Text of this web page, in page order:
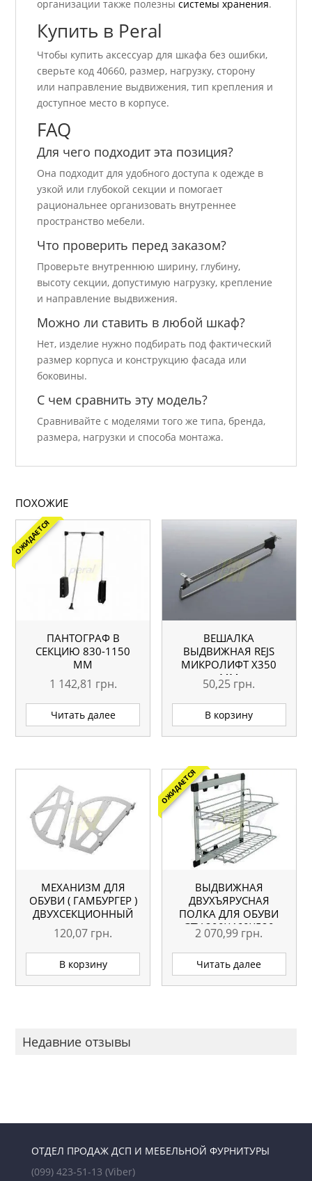
организации также полезнысистемы хранения.
Купить в Peral
Чтобы купить аксессуар для шкафа без ошибки,
сверьте код 40660, размер, нагрузку, сторону
или направление выдвижения, тип крепления и
доступное место в корпусе.
FAQ
Для чего подходит эта позиция?
Она подходит для удобного доступа к одежде в
узкой или глубокой секции и помогает
рациональнее организовать внутреннее
пространство мебели.
Что проверить перед заказом?
Проверьте внутреннюю ширину, глубину,
высоту секции, допустимую нагрузку, крепление
и направление выдвижения.
Можно ли ставить в любой шкаф?
Нет, изделие нужно подбирать под фактический
размер корпуса и конструкцию фасада или
боковины.
С чем сравнить эту модель?
Сравнивайте с моделями того же типа, бренда,
размера, нагрузки и способа монтажа.
ПОХОЖИЕ
ОЖИДАЕТСЯ
ПАНТОГРАФ В
СЕКЦИЮ 830-1150
ММ
1 142,81 грн.
Читать далее
ВЕШАЛКА
ВЫДВИЖНАЯ REJS
МИКРОЛИФТ X350
ММ
50,25 грн.
В корзину
МЕХАНИЗМ ДЛЯ
ОБУВИ ( ГАМБУРГЕР )
ДВУХСЕКЦИОННЫЙ
120,07 грн.
В корзину
ОЖИДАЕТСЯ
ВЫДВИЖНАЯ
ДВУХЪЯРУСНАЯ
ПОЛКА ДЛЯ ОБУВИ
GTV 290X460X520
2 070,99 грн.
Читать далее
Недавние отзывы
ОТДЕЛ ПРОДАЖ ДСП И МЕБЕЛЬНОЙ ФУРНИТУРЫ
(099) 423-51-13 (Viber)